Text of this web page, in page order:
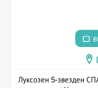
Луксозен 5-звезден